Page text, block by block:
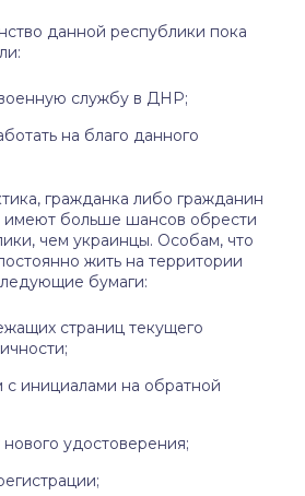
данной республики пока
службу в ДНР;
на благо данного
гражданка либо гражданин
имеют больше шансов обрести
чем украинцы. Особам, что
жить на территории
бумаги:
страниц текущего
с инициалами на обратной
удостоверения;